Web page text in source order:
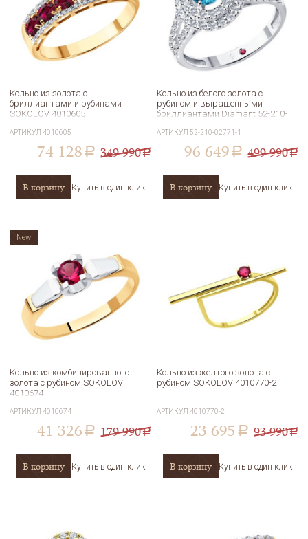
Кольцо из золота с
бриллиантами и рубинами
SOKOLOV 4010605
АРТИКУЛ 4010605
74 128 a 349 990a
В корзину Купить в один клик
Кольцо из белого золота с
рубином и выращенными
бриллиантами Diamant 52-210-
АРТИКУЛ52-210-02771-1
96 649 a 499 990a
В корзину Купить в один клик
Кольцо из комбинированного
золота с рубином SOKOLOV
4010674
АРТИКУЛ 4010674
41 326 a 179 990a
В корзину Купить в один клик
New
Кольцо из желтого золота с
рубином SOKOLOV 4010770-2
АРТИКУЛ 4010770-2
23 695 a 93 990a
В корзину Купить в один клик